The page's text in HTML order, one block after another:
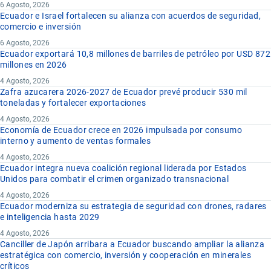
6 Agosto, 2026
Ecuador e Israel fortalecen su alianza con acuerdos de seguridad,
comercio e inversión
6 Agosto, 2026
Ecuador exportará 10,8 millones de barriles de petróleo por USD 872
millones en 2026
4 Agosto, 2026
Zafra azucarera 2026-2027 de Ecuador prevé producir 530 mil
toneladas y fortalecer exportaciones
4 Agosto, 2026
Economía de Ecuador crece en 2026 impulsada por consumo
interno y aumento de ventas formales
4 Agosto, 2026
Ecuador integra nueva coalición regional liderada por Estados
Unidos para combatir el crimen organizado transnacional
4 Agosto, 2026
Ecuador moderniza su estrategia de seguridad con drones, radares
e inteligencia hasta 2029
4 Agosto, 2026
Canciller de Japón arribara a Ecuador buscando ampliar la alianza
estratégica con comercio, inversión y cooperación en minerales
críticos